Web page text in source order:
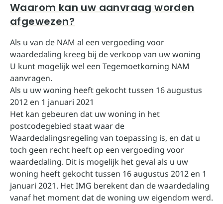
Waarom kan uw aanvraag worden
afgewezen?
Als u van de NAM al een vergoeding voor
waardedaling kreeg bij de verkoop van uw woning
U kunt mogelijk wel een Tegemoetkoming NAM
aanvragen.
Als u uw woning heeft gekocht tussen 16 augustus
2012 en 1 januari 2021
Het kan gebeuren dat uw woning in het
postcodegebied staat waar de
Waardedalingsregeling van toepassing is, en dat u
toch geen recht heeft op een vergoeding voor
waardedaling. Dit is mogelijk het geval als u uw
woning heeft gekocht tussen 16 augustus 2012 en 1
januari 2021. Het IMG berekent dan de waardedaling
vanaf het moment dat de woning uw eigendom werd.